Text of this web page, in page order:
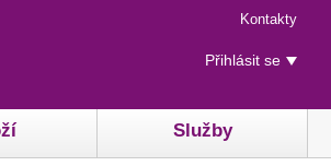
Menu
rychlého
přístupu
Kontakty
Uživatelské
menu
Přihlásit se
Služby